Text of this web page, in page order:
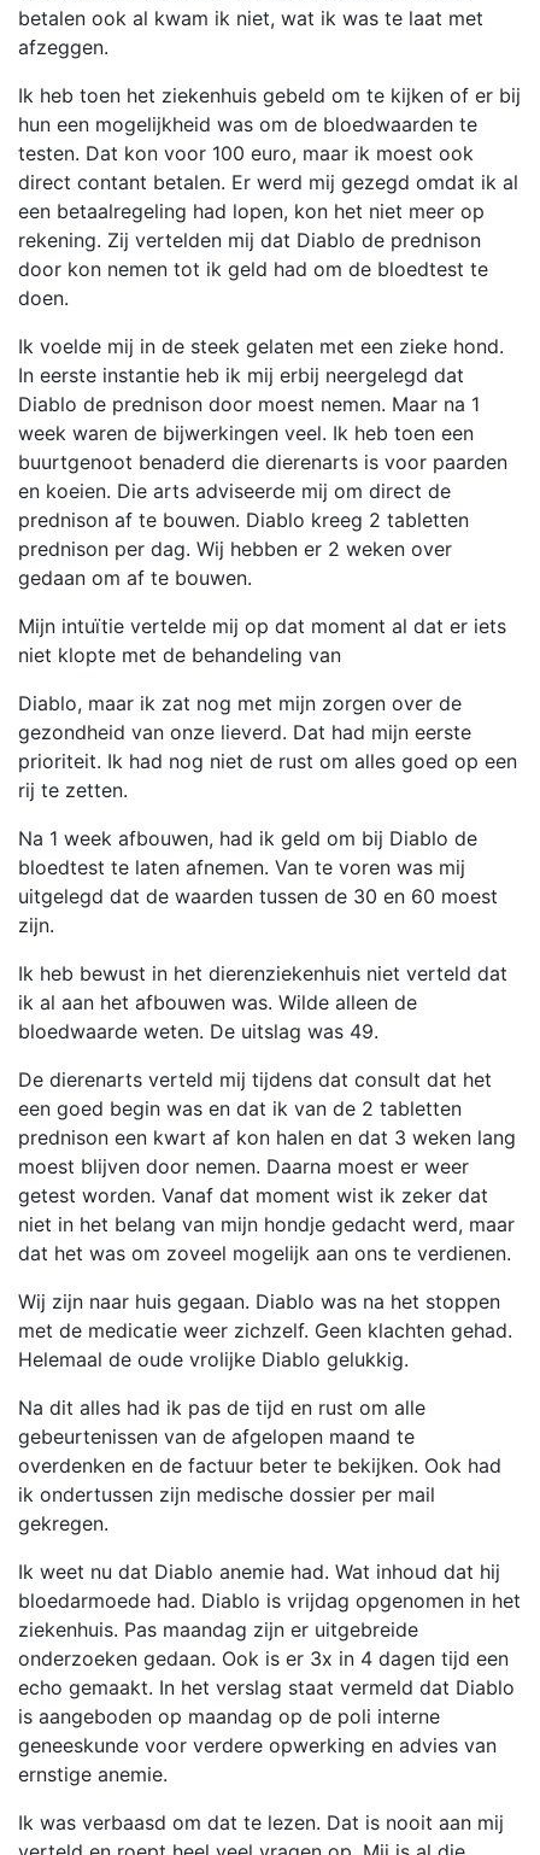
betalen ook al kwam ik niet, wat ik was te laat met
afzeggen.
Ik heb toen het ziekenhuis gebeld om te kijken of er bij
hun een mogelijkheid was om de bloedwaarden te
testen. Dat kon voor 100 euro, maar ik moest ook
direct contant betalen. Er werd mij gezegd omdat ik al
een betaalregeling had lopen, kon het niet meer op
rekening. Zij vertelden mij dat Diablo de prednison
door kon nemen tot ik geld had om de bloedtest te
doen.
Ik voelde mij in de steek gelaten met een zieke hond.
In eerste instantie heb ik mij erbij neergelegd dat
Diablo de prednison door moest nemen. Maar na 1
week waren de bijwerkingen veel. Ik heb toen een
buurtgenoot benaderd die dierenarts is voor paarden
en koeien. Die arts adviseerde mij om direct de
prednison af te bouwen. Diablo kreeg 2 tabletten
prednison per dag. Wij hebben er 2 weken over
gedaan om af te bouwen.
Mijn intuïtie vertelde mij op dat moment al dat er iets
niet klopte met de behandeling van
Diablo, maar ik zat nog met mijn zorgen over de
gezondheid van onze lieverd. Dat had mijn eerste
prioriteit. Ik had nog niet de rust om alles goed op een
rij te zetten.
Na 1 week afbouwen, had ik geld om bij Diablo de
bloedtest te laten afnemen. Van te voren was mij
uitgelegd dat de waarden tussen de 30 en 60 moest
zijn.
Ik heb bewust in het dierenziekenhuis niet verteld dat
ik al aan het afbouwen was. Wilde alleen de
bloedwaarde weten. De uitslag was 49.
De dierenarts verteld mij tijdens dat consult dat het
een goed begin was en dat ik van de 2 tabletten
prednison een kwart af kon halen en dat 3 weken lang
moest blijven door nemen. Daarna moest er weer
getest worden. Vanaf dat moment wist ik zeker dat
niet in het belang van mijn hondje gedacht werd, maar
dat het was om zoveel mogelijk aan ons te verdienen.
Wij zijn naar huis gegaan. Diablo was na het stoppen
met de medicatie weer zichzelf. Geen klachten gehad.
Helemaal de oude vrolijke Diablo gelukkig.
Na dit alles had ik pas de tijd en rust om alle
gebeurtenissen van de afgelopen maand te
overdenken en de factuur beter te bekijken. Ook had
ik ondertussen zijn medische dossier per mail
gekregen.
Ik weet nu dat Diablo anemie had. Wat inhoud dat hij
bloedarmoede had. Diablo is vrijdag opgenomen in het
ziekenhuis. Pas maandag zijn er uitgebreide
onderzoeken gedaan. Ook is er 3x in 4 dagen tijd een
echo gemaakt. In het verslag staat vermeld dat Diablo
is aangeboden op maandag op de poli interne
geneeskunde voor verdere opwerking en advies van
ernstige anemie.
Ik was verbaasd om dat te lezen. Dat is nooit aan mij